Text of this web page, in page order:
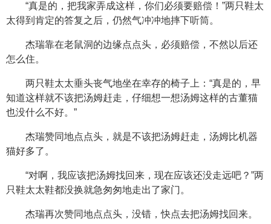
“真是的，把我家弄成这样，你们必须要赔偿！”两只鞋太
太得到肯定的答复之后，仍然气冲冲地摔下听筒。
杰瑞靠在老鼠洞的边缘点点头，必须赔偿，不然以后还
怎么住。
两只鞋太太垂头丧气地坐在幸存的椅子上：“真是的，早
知道这样就不该把汤姆赶走，仔细想一想汤姆这样的古董猫
也没什么不好。”
杰瑞赞同地点点头，就是不该把汤姆赶走，汤姆比机器
猫好多了。
“对啊，我应该把汤姆找回来，现在应该还没走远吧？”两
只鞋太太鞋都没换就急匆匆地走出了家门。
杰瑞再次赞同地点点头，没错，快点去把汤姆找回来。